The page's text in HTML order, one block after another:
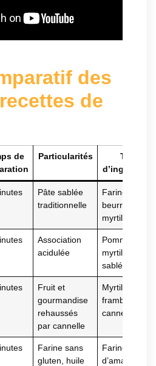
des
de
de
Particularités
Type
Pâte sablée
traditionnelle
Farine,
beurre, sucre,
myrtilles
Association
acidulée
Pommes,
myrtilles, pâte
sablée
Fruit et
gourmandise
rehaussés
par cannelle
Myrtilles,
framboises,
cannelle
Farine sans
gluten, huile
Farine
d’amande,